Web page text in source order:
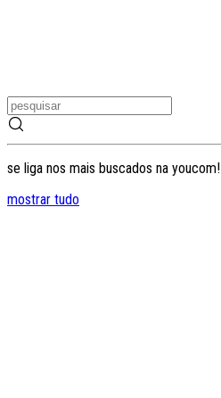
se liga nos mais buscados na youcom!
mostrar tudo